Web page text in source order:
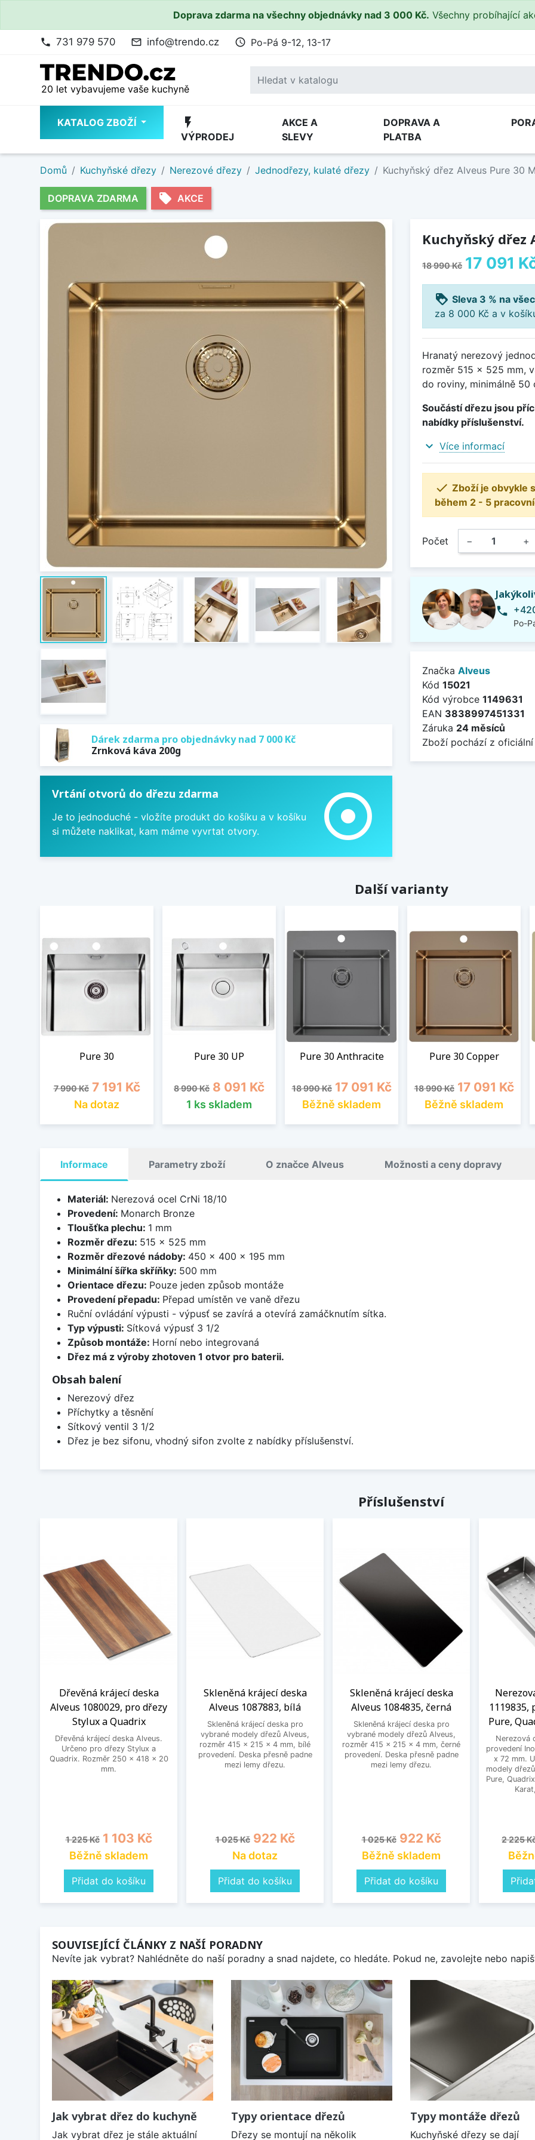
Doprava zdarma na všechny objednávky nad 3 000 Kč. Všechny probíhající
phone 731 979 570 mail_outline info@trendo.cz access_time Po-Pá 9-12, 13-17
20 let vybavujeme vaše kuchyně
KATALOG ZBOŽÍ flash_on
VÝPRODEJ
AKCE A
SLEVY
DOPRAVA A
PLATBA
Domů Kuchyňské dřezy Nerezové dřezy Jednodřezy, kulaté dřezy Kuchyňský dřez Alveus Pure 30
DOPRAVA ZDARMA local_offer AKCE
Dárek zdarma pro objednávky nad 7 000 Kč
Zrnková káva 200g
Vrtání otvorů do dřezu zdarma
Je to jednoduché - vložíte produkt do košíku a v košíku
si můžete naklikat, kam máme vyvrtat otvory.
adjust
Kuchyňský dřez
18 990 Kč 17 091
loyalty Sleva 3 % na
za 8 000 Kč a v
Hranatý nerezový
rozměr 515 x 525 mm,
do roviny, minimálně
Součástí dřezu jsou
nabídky příslušenství.
expand_more Více informací
 Zboží je obvykle
během 2 - 5
Počet − +
phone
Po-
Značka Alveus
Kód 15021
Kód výrobce 1149631
EAN 3838997451331
Záruka 24 měsíců
Zboží pochází z
Další varianty
Pure 30
Běžná cena
7 990 Kč Cena
7 191 Kč
Na dotaz
Pure 30 UP
Běžná cena
8 990 Kč Cena
8 091 Kč
1 ks skladem
Pure 30 Anthracite
Běžná cena
18 990 Kč Cena
17 091 Kč
Běžně skladem
Pure 30 Copper
Běžná cena
18 990 Kč Cena
17 091 Kč
Běžně skladem
Informace Parametry zboží O značce Alveus Možnosti a ceny dopravy
Materiál: Nerezová ocel CrNi 18/10
Provedení: Monarch Bronze
Tloušťka plechu: 1 mm
Rozměr dřezu: 515 x 525 mm
Rozměr dřezové nádoby: 450 x 400 x 195 mm
Minimální šířka skříňky: 500 mm
Orientace dřezu: Pouze jeden způsob montáže
Provedení přepadu: Přepad umístěn ve vaně dřezu
Ruční ovládání výpusti - výpusť se zavírá a otevírá zamáčknutím sítka.
Typ výpusti: Sítková výpusť 3 1/2
Způsob montáže: Horní nebo integrovaná
Dřez má z výroby zhotoven 1 otvor pro baterii.
Obsah balení
Nerezový dřez
Příchytky a těsnění
Sítkový ventil 3 1/2
Dřez je bez sifonu, vhodný sifon zvolte z nabídky příslušenství.
Příslušenství
Dřevěná krájecí deska
Alveus 1080029, pro dřezy
Stylux a Quadrix
Dřevěná krájecí deska Alveus.
Určeno pro dřezy Stylux a
Quadrix. Rozměr 250 x 418 x 20
mm.
Běžná cena
1 225 Kč Cena
1 103 Kč
Běžně skladem
Přidat do košíku
Skleněná krájecí deska
Alveus 1087883, bílá
Skleněná krájecí deska pro
vybrané modely dřezů Alveus,
rozměr 415 x 215 x 4 mm, bílé
provedení. Deska přesně padne
mezi lemy dřezu.
Běžná cena
1 025 Kč Cena
922 Kč
Na dotaz
Přidat do košíku
Skleněná krájecí deska
Alveus 1084835, černá
Skleněná krájecí deska pro
vybrané modely dřezů Alveus,
rozměr 415 x 215 x 4 mm, černé
provedení. Deska přesně padne
mezi lemy dřezu.
Běžná cena
1 025 Kč Cena
922 Kč
Běžně skladem
Přidat do košíku
1119835,
Pure,
Nerezová
provedení
x 72 mm.
modely
Pure,
Běžná
2 225
SOUVISEJÍCÍ ČLÁNKY Z NAŠÍ PORADNY
Nevíte jak vybrat? Nahlédněte do naší poradny a snad najdete, co hledáte. Pokud ne, zavolejte nebo
Jak vybrat dřez do kuchyně
Jak vybrat dřez je stále aktuální
Typy orientace dřezů
Dřezy se montují na několik
Typy montáže dřezů
Kuchyňské dřezy se dají